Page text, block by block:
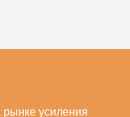
усиления